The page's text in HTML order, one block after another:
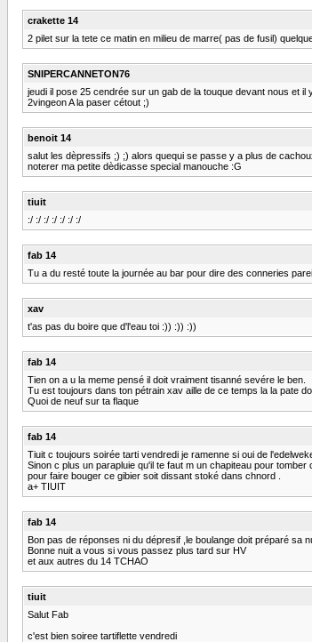
crakette 14
2 pilet sur la tete ce matin en milieu de marre( pas de fusil)
SNIPERCANNETON76
jeudi il pose 25 cendrée sur un gab de la touque devant nous et
2vingeon A la paser cétout ;)
benoit 14
salut les dèpressifs ;) ;) alors quequi se passe y a plus de
noterer ma petite dèdicasse special manouche :G
tiuit
:/ :/ :/ :/ :/ :/ :/
fab 14
Tu a du resté toute la journée au bar pour dire des conneries
xav
t'as pas du boire que d'l'eau toi :)) :)) :))
fab 14
Tien on a u la meme pensé il doit vraiment tisanné sevére le ben.
Tu est toujours dans ton pétrain xav aille de ce temps la la pate
Quoi de neuf sur ta flaque
fab 14
Tiuit c toujours soirée tarti vendredi je ramenne si oui de
Sinon c plus un parapluie qu'il te faut m un chapiteau pour
pour faire bouger ce gibier soit dissant stoké dans chnord .
a+ TIUIT
fab 14
Bon pas de réponses ni du dépresif ,le boulange doit préparé sa
Bonne nuit a vous si vous passez plus tard sur HV
et aux autres du 14 TCHAO
tiuit
Salut Fab
c'est bien soiree tartiflette vendredi